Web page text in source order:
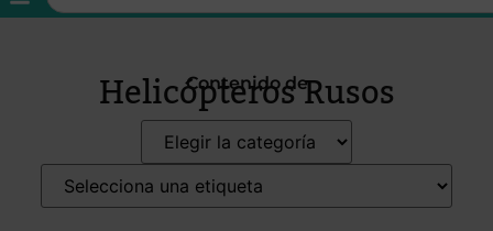
Contenido de
Helicópteros Rusos